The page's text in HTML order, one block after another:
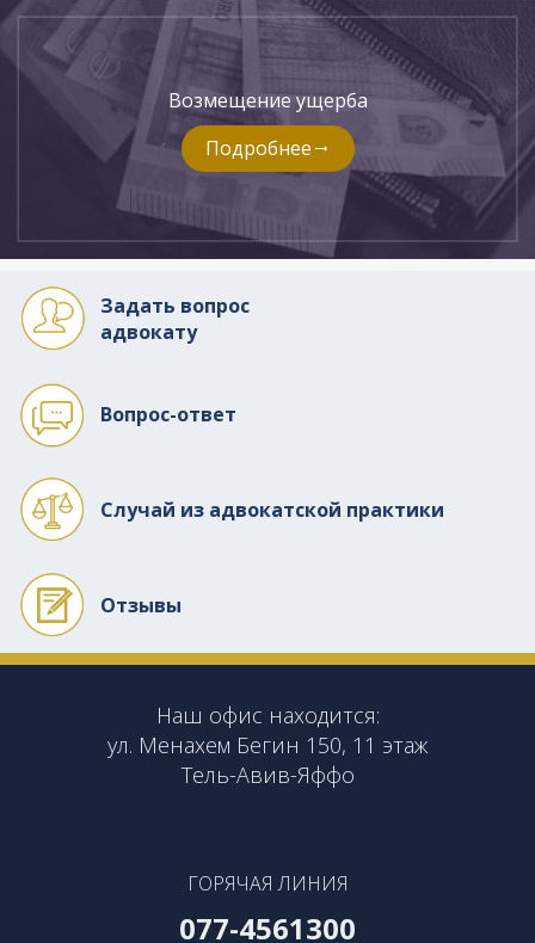
Возмещение ущерба
Подробнее
Задать вопрос
адвокату
Вопрос-ответ
Случай из адвокатской практики
Отзывы
Наш офис находится:
ул. Менахем Бегин 150, 11 этаж
Тель-Авив-Яффо
ГОРЯЧАЯ ЛИНИЯ
077-4561300